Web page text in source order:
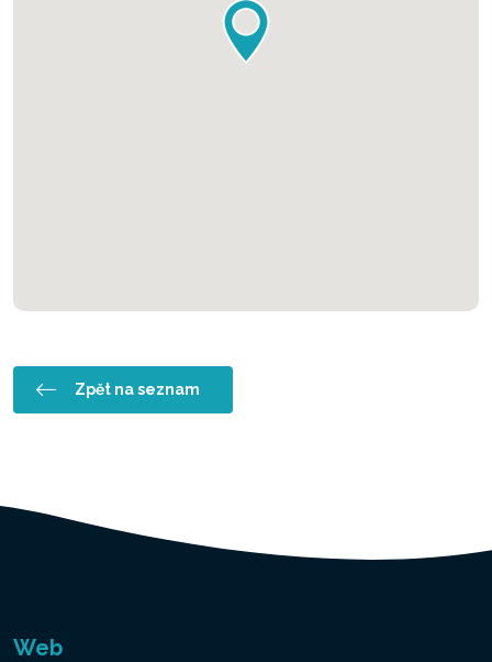
Zpět na seznam
Web